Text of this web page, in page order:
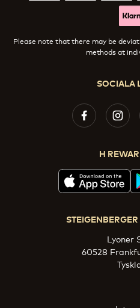
SOCIALA
H
Please note that there may be
methods at
Lyoner
60528